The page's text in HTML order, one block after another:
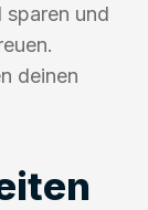
sparen und
deinen